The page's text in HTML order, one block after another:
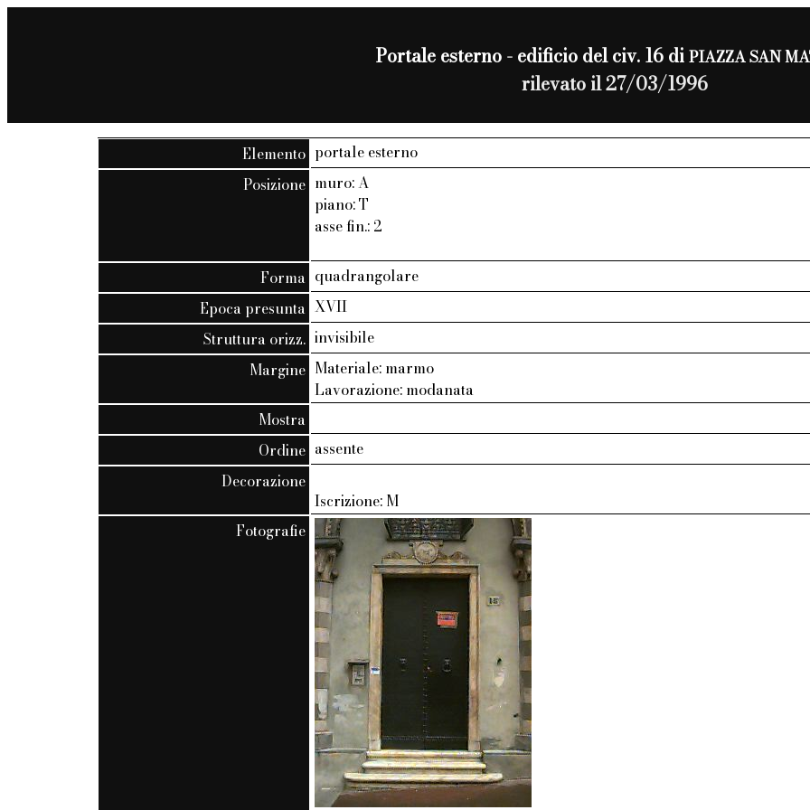
Portale esterno - edificio del civ. 16 diPIAZZA SAN
rilevato il 27/03/1996
Elemento portale esterno
Posizione muro: A
piano: T
asse fin.: 2
Forma quadrangolare
Epoca presunta XVII
Struttura orizz. invisibile
Margine Materiale: marmo
Lavorazione: modanata
Mostra
Ordine assente
Decorazione
Iscrizione: M
Fotografie